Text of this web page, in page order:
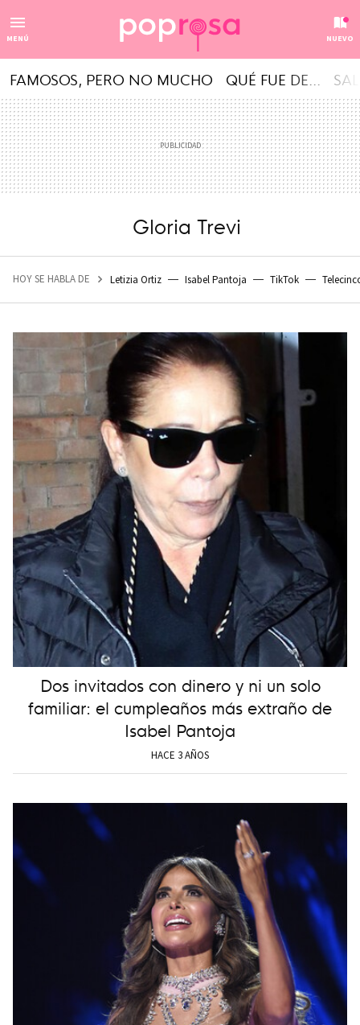
MENÚ NUEVO
FAMOSOS, PERO NO MUCHO QUÉ FUE DE...
Gloria Trevi
HOY SE HABLA DE Letizia Ortiz Isabel Pantoja TikTok
Dos invitados con dinero y ni un solo
familiar: el cumpleaños más extraño de
Isabel Pantoja
HACE 3 AÑOS